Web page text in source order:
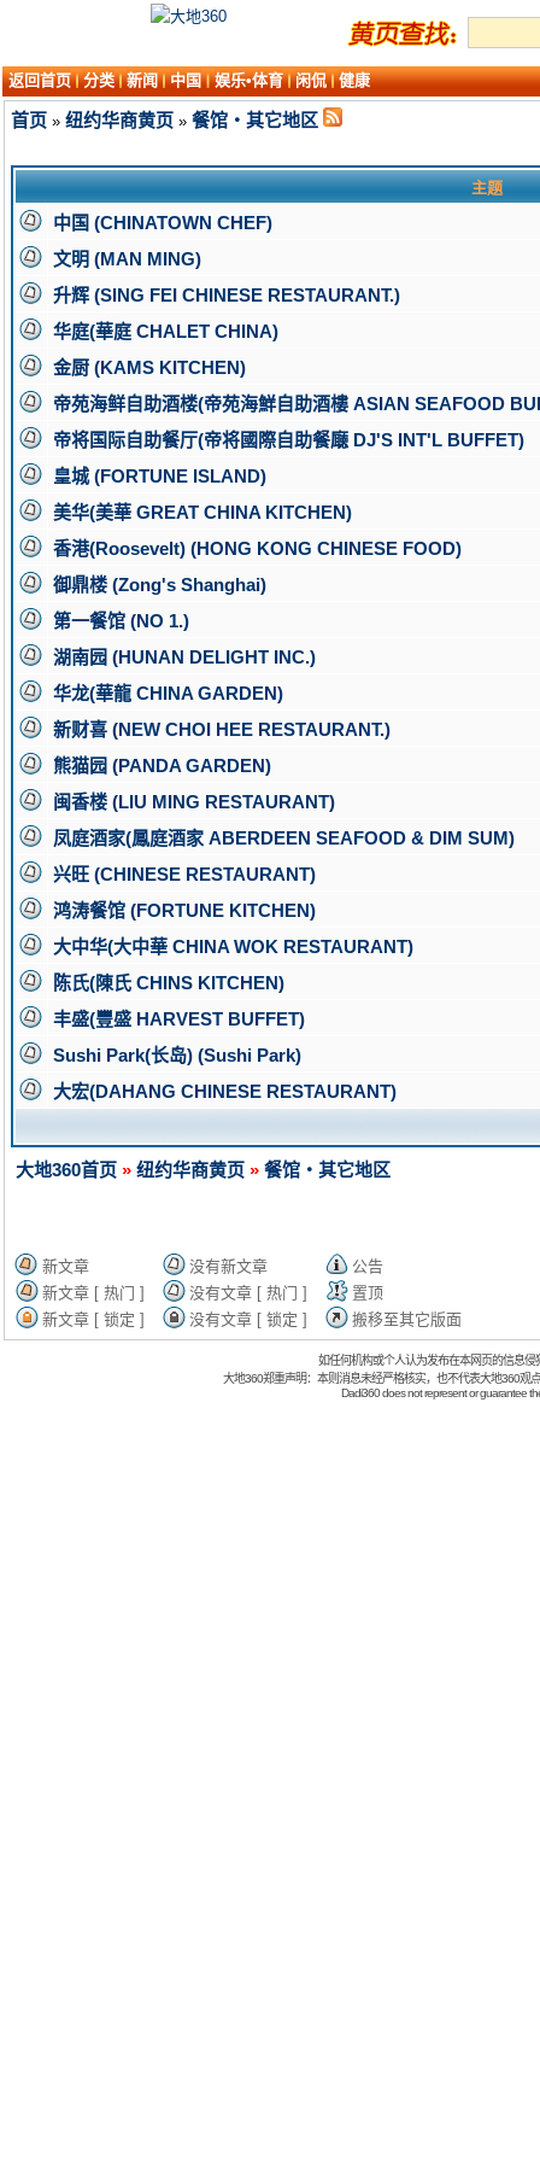
返回首页 分类 新闻 中国 娱乐•体育 闲侃 健康
首页 » 纽约华商黄页 » 餐馆・其它地区
主题
中国 (CHINATOWN CHEF)
文明 (MAN MING)
升辉 (SING FEI CHINESE RESTAURANT.)
华庭(華庭 CHALET CHINA)
金厨 (KAMS KITCHEN)
帝苑海鲜自助酒楼(帝苑海鮮自助酒樓 ASIAN SEAFOOD
帝将国际自助餐厅(帝将國際自助餐廰 DJ'S INT'L BUFFET)
皇城 (FORTUNE ISLAND)
美华(美華 GREAT CHINA KITCHEN)
香港(Roosevelt) (HONG KONG CHINESE FOOD)
御鼎楼 (Zong's Shanghai)
第一餐馆 (NO 1.)
湖南园 (HUNAN DELIGHT INC.)
华龙(華龍 CHINA GARDEN)
新财喜 (NEW CHOI HEE RESTAURANT.)
熊猫园 (PANDA GARDEN)
闽香楼 (LIU MING RESTAURANT)
凤庭酒家(鳳庭酒家 ABERDEEN SEAFOOD & DIM SUM)
兴旺 (CHINESE RESTAURANT)
鸿涛餐馆 (FORTUNE KITCHEN)
大中华(大中華 CHINA WOK RESTAURANT)
陈氏(陳氏 CHINS KITCHEN)
丰盛(豐盛 HARVEST BUFFET)
Sushi Park(长岛) (Sushi Park)
大宏(DAHANG CHINESE RESTAURANT)
大地360首页 » 纽约华商黄页 » 餐馆・其它地区
新文章 没有新文章
公告
新文章 [ 热门 ]
没有文章 [ 热门 ]
置顶
新文章 [ 锁定 ]
没有文章 [ 锁定 ] 搬移至其它版面
如任何机构或个人认为发布在本网页的信息
大地360郑重声明：本则消息未经严格核实，也不代表大地360观
Dadi360 does not represent or guarantee